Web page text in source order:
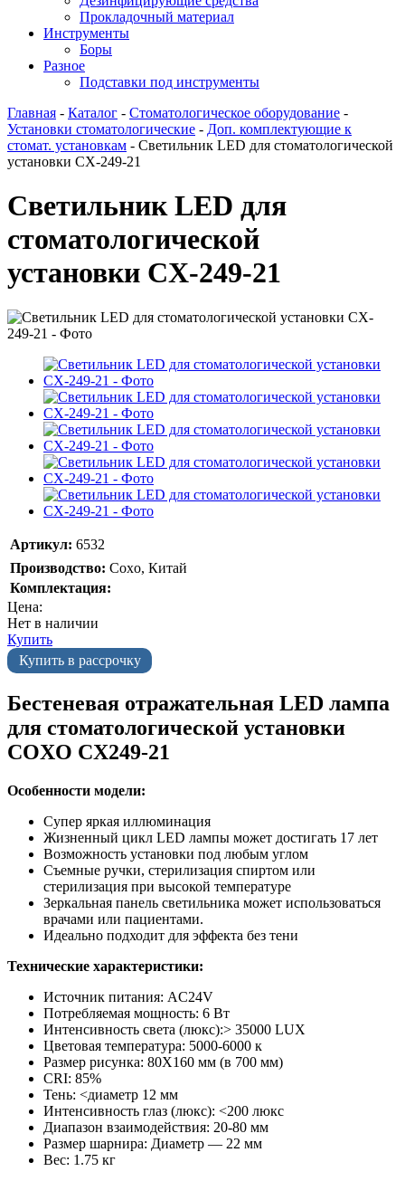
Прокладочный материал
Инструменты
Боры
Разное
Подставки под инструменты
Главная - Каталог - Стоматологическое оборудование -
Установки стоматологические - Доп. комплектующие к
стомат. установкам - Светильник LED для стоматологической
установки CX-249-21
Светильник LED для
стоматологической
установки CX-249-21
Артикул: 6532
Производство: Coxo, Китай
Комплектация:
Цена:
Нет в наличии
Купить
Купить в рассрочку
Бестеневая отражательная LED лампа
для стоматологической установки
COXO CX249-21
Особенности модели:
Супер яркая иллюминация
Жизненный цикл LED лампы может достигать 17 лет
Возможность установки под любым углом
Съемные ручки, стерилизация спиртом или
стерилизация при высокой температуре
Зеркальная панель светильника может использоваться
врачами или пациентами.
Идеально подходит для эффекта без тени
Технические характеристики:
Источник питания: AC24V
Потребляемая мощность: 6 Вт
Интенсивность света (люкс):> 35000 LUX
Цветовая температура: 5000-6000 к
Размер рисунка: 80X160 мм (в 700 мм)
CRI: 85%
Тень: <диаметр 12 мм
Интенсивность глаз (люкс): <200 люкс
Диапазон взаимодействия: 20-80 мм
Размер шарнира: Диаметр — 22 мм
Вес: 1.75 кг